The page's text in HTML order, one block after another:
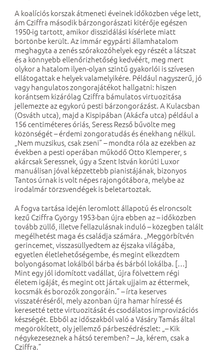
A koalíciós korszak átmeneti éveinek időközben vége lett,
ám Cziffra második bárzongorászati kitérője egészen
1950-ig tartott, amikor disszidálási kísérlete miatt
börtönbe került. Az immár egypárti államhatalom
meghagyta a zenés szórakozóhelyek egy részét a látszat
és a könnyebb ellenőrizhetőség kedvéért, meg mert
olykor a hatalom ilyen-olyan szintű gyakorlói is szívesen
ellátogattak e helyek valamelyikére. Például nagyszerű, jó
vagy hangulatos zongorajátékot hallgatni: hiszen
korántsem kizárólag Cziffra bámulatos virtuozitása
jellemezte az egykorú pesti bárzongorázást. A Kulacsban
(Osváth utca), majd a Kispipában (Akácfa utca) például a
156 centiméteres óriás, Seress Rezső bűvölte meg
közönségét – érdemi zongoratudás és énekhang nélkül.
„Nem muzsikus, csak zseni” – mondta róla az ezekben az
években a pesti operában működő Otto Klemperer, s
akárcsak Seressnek, úgy a Szent István körúti Luxor
manuálisan jóval képzettebb pianistájának, bizonyos
Tantos úrnak is volt népes rajongótábora, melybe az
irodalmár törzsvendégek is beletartoztak.
A fogva tartása idején leromlott állapotú és elroncsolt
kezű Cziffra György 1953-ban újra ebben az – időközben
tovább züllő, illetve fellazulásnak induló – közegben talált
megélhetést maga és családja számára. „Meggörbítvén
gerincemet, visszasüllyedtem az éjszaka világába,
egyetlen életlehetőségembe, és megint elkezdtem
bolyongásomat lokálból bárba és bárból lokálba. […]
Mint egy jól idomított vadállat, újra fölvettem régi
életem igáját, és megint ott jártak ujjaim az éttermek,
kocsmák és borozók zongoráin.” – írta keserves
visszatéréséről, mely azonban újra hamar híressé és
keresetté tette virtuozitását és csodálatos improvizációs
készségét. Ebből az időszakból való a Vásáry Tamás által
megörökített, oly jellemző párbeszédrészlet: „– Kik
négykezeseznek a hátsó teremben? – Ja, kérem, csak a
Cziffra.”